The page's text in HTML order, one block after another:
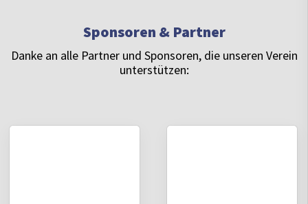
Sponsoren & Partner
Danke an alle Partner und Sponsoren, die unseren Verein
unterstützen: